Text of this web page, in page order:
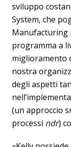
sviluppo
System, che
Manufacturing
programma a
miglioramento
nostra
degli aspetti
(un approccio
processi ndr)